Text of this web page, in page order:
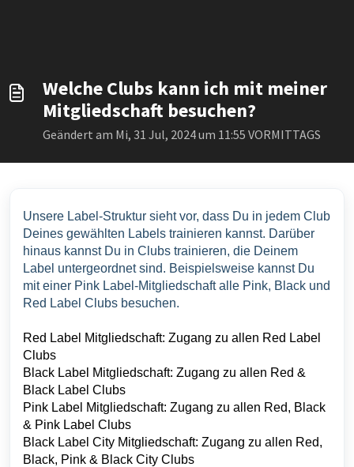
Welche Clubs kann ich mit meiner
Mitgliedschaft besuchen?
Geändert am Mi, 31 Jul, 2024 um 11:55 VORMITTAGS
Unsere Label-Struktur sieht vor, dass Du in jedem Club
Deines gewählten Labels trainieren kannst. Darüber
hinaus kannst Du in Clubs trainieren, die Deinem
Label untergeordnet sind. Beispielsweise kannst Du
mit einer Pink Label-Mitgliedschaft alle Pink, Black und
Red Label Clubs besuchen.
Red Label Mitgliedschaft: Zugang zu allen Red Label
Clubs
Black Label Mitgliedschaft: Zugang zu allen Red &
Black Label Clubs
Pink Label Mitgliedschaft: Zugang zu allen Red, Black
& Pink Label Clubs
Black Label City Mitgliedschaft: Zugang zu allen Red,
Black, Pink & Black City Clubs